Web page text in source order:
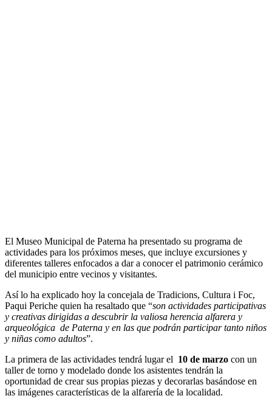
El Museo Municipal de Paterna ha presentado su programa de
actividades para los próximos meses, que incluye excursiones y
diferentes talleres enfocados a dar a conocer el patrimonio cerámico
del municipio entre vecinos y visitantes.
Así lo ha explicado hoy la concejala de Tradicions, Cultura i Foc,
Paqui Periche quien ha resaltado que “son actividades participativas
y creativas dirigidas a descubrir la valiosa herencia alfarera y
arqueológica de Paterna y en las que podrán participar tanto niños
y niñas como adultos”.
La primera de las actividades tendrá lugar el 10 de marzo con un
taller de torno y modelado donde los asistentes tendrán la
oportunidad de crear sus propias piezas y decorarlas basándose en
las imágenes características de la alfarería de la localidad.